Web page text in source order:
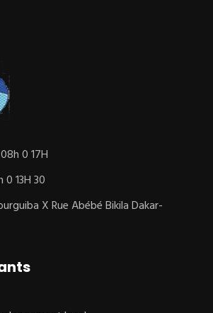
0 17H
13H 30
X Rue Abébé Bikila Dakar-